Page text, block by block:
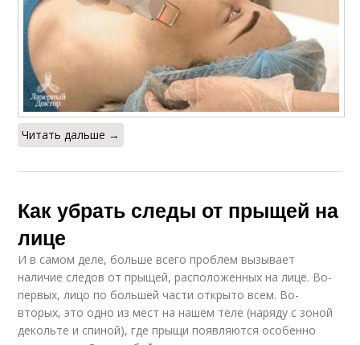
Читать дальше →
Как убрать следы от прыщей на
лице
И в самом деле, больше всего проблем вызывает
наличие следов от прыщей, расположенных на лице. Во-
первых, лицо по большей части открыто всем. Во-
вторых, это одно из мест на нашем теле (наряду с зоной
декольте и спиной), где прыщи появляются особенно